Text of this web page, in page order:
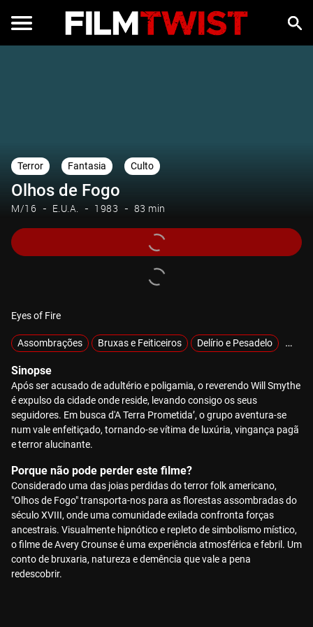
Terror Fantasia Culto
Olhos de Fogo
M/16 E.U.A. 1983 83 min
Eyes of Fire
Assombrações Bruxas e Feiticeiros Delírio e Pesadelo
Sinopse
Após ser acusado de adultério e poligamia, o reverendo Will Smythe
é expulso da cidade onde reside, levando consigo os seus
seguidores. Em busca d'A Terra Prometida’, o grupo aventura-se
num vale enfeitiçado, tornando-se vítima de luxúria, vingança pagã
e terror alucinante.
Porque não pode perder este filme?
Considerado uma das joias perdidas do terror folk americano,
"Olhos de Fogo" transporta-nos para as florestas assombradas do
século XVIII, onde uma comunidade exilada confronta forças
ancestrais. Visualmente hipnótico e repleto de simbolismo místico,
o filme de Avery Crounse é uma experiência atmosférica e febril. Um
conto de bruxaria, natureza e demência que vale a pena
redescobrir.